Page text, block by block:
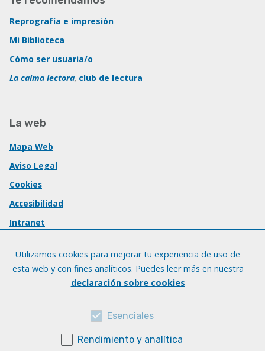
Reprografía e impresión
Mi Biblioteca
Cómo ser usuaria/o
La calma lectora, club de lectura
La web
Mapa Web
Aviso Legal
Cookies
Accesibilidad
Intranet
Utilizamos cookies para mejorar tu experiencia de uso de
esta web y con fines analíticos. Puedes leer más en nuestra
declaración sobre cookies
Esenciales
Rendimiento y analítica